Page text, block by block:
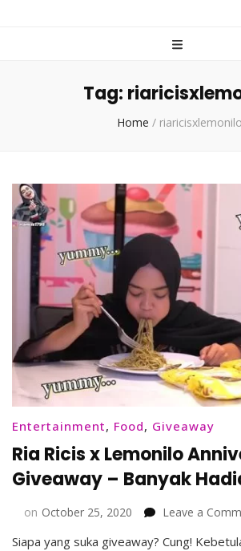
Tag:
Home / riaricisxlemonilo
Entertainment, Food, Giveaway
Ria Ricis x Lemonilo
Giveaway – Banyak
on October 25, 2020 Leave a
Siapa yang suka giveaway? Cung!